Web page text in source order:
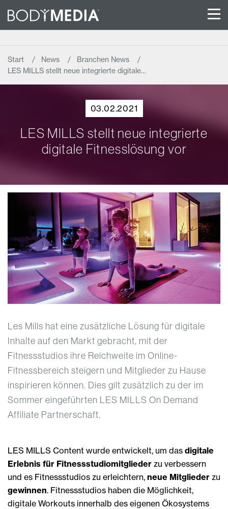
Start News
Branchen News
LES MILLS stellt neue integrierte digitale…
03.02.2021
LES MILLS stellt neue integrierte
digitale Fitnesslösung vor
Les Mills hat eine zusätzliche Lösung für digitale
Inhalte auf den Markt gebracht, mit der
Fitnessstudios ihre Reichweite im Online-
Fitnessbereich steigern und Mitglieder zu Hause
inspirieren können. Dies gilt zusätzlich zu der im
Sommer eingeführten LES MILLS On Demand
Affiliate Partnerschaft.
LES MILLS Content wurde entwickelt, um das digitale
Erlebnis für Fitnessstudiomitglieder zu verbessern
und es Fitnessstudios zu erleichtern, neue Mitglieder zu
gewinnen. Fitnessstudios haben die Möglichkeit,
digitale Workouts innerhalb des eigenen Ökosystems